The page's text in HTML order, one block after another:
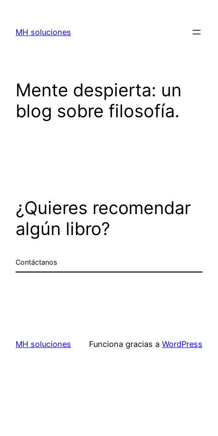
contenido
MH soluciones
Mente despierta: un
blog sobre filosofía.
¿Quieres recomendar
algún libro?
Contáctanos
MH soluciones Funciona gracias a WordPress